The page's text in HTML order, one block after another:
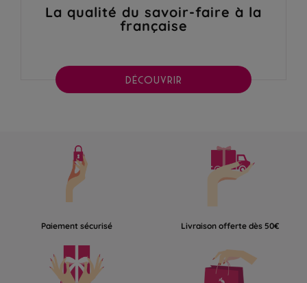
La qualité du savoir-faire à la
française
DÉCOUVRIR
Paiement sécurisé Livraison offerte dès 50€